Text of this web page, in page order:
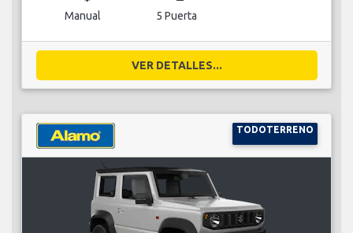
Manual 5 Puerta
VER DETALLES...
TODOTERRENO